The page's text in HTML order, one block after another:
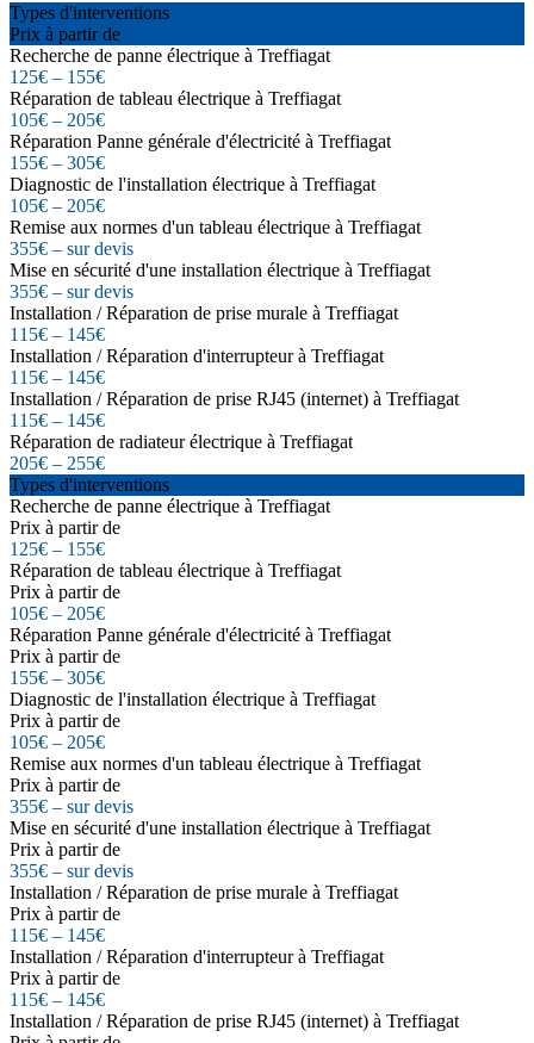
Types d'interventions
Prix à partir de
Recherche de panne électrique à Treffiagat
125€ – 155€
Réparation de tableau électrique à Treffiagat
105€ – 205€
Réparation Panne générale d'électricité à Treffiagat
155€ – 305€
Diagnostic de l'installation électrique à Treffiagat
105€ – 205€
Remise aux normes d'un tableau électrique à Treffiagat
355€ – sur devis
Mise en sécurité d'une installation électrique à Treffiagat
355€ – sur devis
Installation / Réparation de prise murale à Treffiagat
115€ – 145€
Installation / Réparation d'interrupteur à Treffiagat
115€ – 145€
Installation / Réparation de prise RJ45 (internet) à Treffiagat
115€ – 145€
Réparation de radiateur électrique à Treffiagat
205€ – 255€
Types d'interventions
Recherche de panne électrique à Treffiagat
Prix à partir de
125€ – 155€
Réparation de tableau électrique à Treffiagat
Prix à partir de
105€ – 205€
Réparation Panne générale d'électricité à Treffiagat
Prix à partir de
155€ – 305€
Diagnostic de l'installation électrique à Treffiagat
Prix à partir de
105€ – 205€
Remise aux normes d'un tableau électrique à Treffiagat
Prix à partir de
355€ – sur devis
Mise en sécurité d'une installation électrique à Treffiagat
Prix à partir de
355€ – sur devis
Installation / Réparation de prise murale à Treffiagat
Prix à partir de
115€ – 145€
Installation / Réparation d'interrupteur à Treffiagat
Prix à partir de
115€ – 145€
Installation / Réparation de prise RJ45 (internet) à Treffiagat